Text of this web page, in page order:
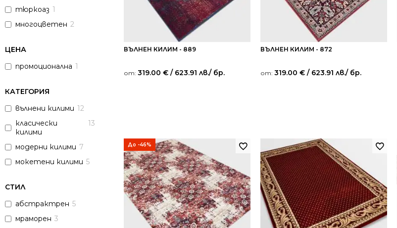
тюркоаз 1
многоцветен 2
ЦЕНА
промоционална 1
КАТЕГОРИЯ
вълнени килими 12
класически
килими
13
модерни килими 7
мокетени килими 5
СТИЛ
абстрактрен 5
мраморен 3
ВЪЛНЕН КИЛИМ - 889
от: 319.00 € / 623.91 лв./ бр.
ВЪЛНЕН КИЛИМ - 872
от: 319.00 € / 623.91 лв./ бр.
До -46%